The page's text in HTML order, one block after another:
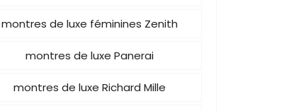
montres de luxe féminines Zenith
montres de luxe Panerai
montres de luxe Richard Mille